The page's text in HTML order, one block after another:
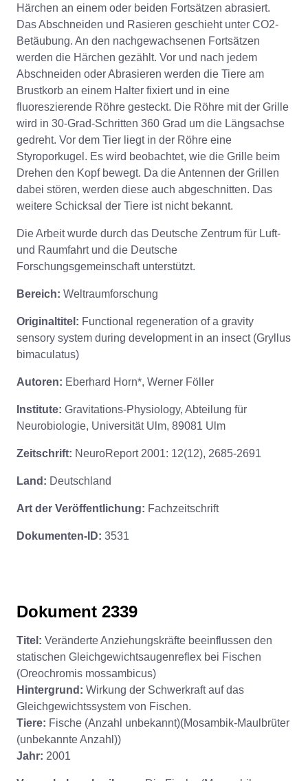
Härchen an einem oder beiden Fortsätzen abrasiert.
Das Abschneiden und Rasieren geschieht unter CO2-
Betäubung. An den nachgewachsenen Fortsätzen
werden die Härchen gezählt. Vor und nach jedem
Abschneiden oder Abrasieren werden die Tiere am
Brustkorb an einem Halter fixiert und in eine
fluoreszierende Röhre gesteckt. Die Röhre mit der Grille
wird in 30-Grad-Schritten 360 Grad um die Längsachse
gedreht. Vor dem Tier liegt in der Röhre eine
Styroporkugel. Es wird beobachtet, wie die Grille beim
Drehen den Kopf bewegt. Da die Antennen der Grillen
dabei stören, werden diese auch abgeschnitten. Das
weitere Schicksal der Tiere ist nicht bekannt.
Die Arbeit wurde durch das Deutsche Zentrum für Luft-
und Raumfahrt und die Deutsche
Forschungsgemeinschaft unterstützt.
Bereich: Weltraumforschung
Originaltitel: Functional regeneration of a gravity
sensory system during development in an insect (Gryllus
bimaculatus)
Autoren: Eberhard Horn*, Werner Föller
Institute: Gravitations-Physiology, Abteilung für
Neurobiologie, Universität Ulm, 89081 Ulm
Zeitschrift: NeuroReport 2001: 12(12), 2685-2691
Land: Deutschland
Art der Veröffentlichung: Fachzeitschrift
Dokumenten-ID: 3531
Dokument 2339
Titel: Veränderte Anziehungskräfte beeinflussen den
statischen Gleichgewichtsaugenreflex bei Fischen
(Oreochromis mossambicus)
Hintergrund: Wirkung der Schwerkraft auf das
Gleichgewichtssystem von Fischen.
Tiere: Fische (Anzahl unbekannt)(Mosambik-Maulbrüter
(unbekannte Anzahl))
Jahr: 2001